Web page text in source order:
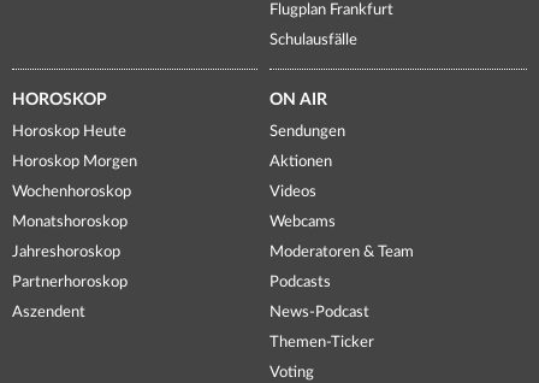
Flugplan Frankfurt
Schulausfälle
HOROSKOP
Horoskop Heute
Horoskop Morgen
Wochenhoroskop
Monatshoroskop
Jahreshoroskop
Partnerhoroskop
Aszendent
ON AIR
Sendungen
Aktionen
Videos
Webcams
Moderatoren & Team
Podcasts
News-Podcast
Themen-Ticker
Voting